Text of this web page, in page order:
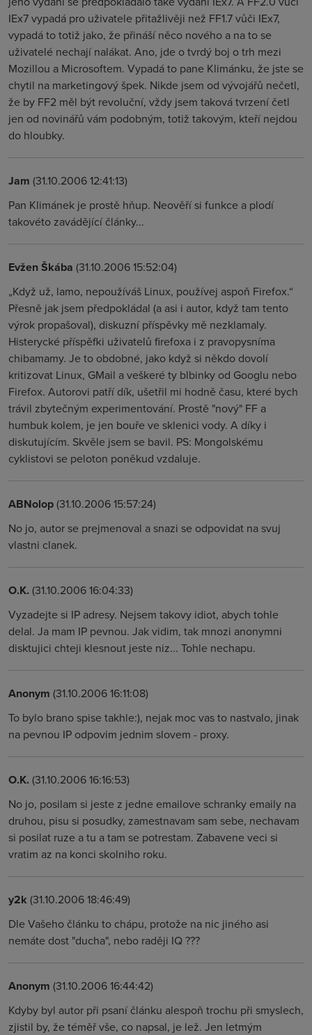
IEx7 vypadá pro uživatele přitažlivěji než FF1.7 vůči IEx7,
vypadá to totiž jako, že přináší něco nového a na to se
uživatelé nechají nalákat. Ano, jde o tvrdý boj o trh mezi
Mozillou a Microsoftem. Vypadá to pane Klimánku, že jste se
chytil na marketingový špek. Nikde jsem od vývojářů nečetl,
že by FF2 měl být revoluční, vždy jsem taková tvrzení četl
jen od novinářů vám podobným, totiž takovým, kteří nejdou
do hloubky.
Jam (31.10.2006 12:41:13)
Pan Klimánek je prostě hňup. Neověří si funkce a plodí
takovéto zavádějící články...
Evžen Škába (31.10.2006 15:52:04)
„Když už, lamo, nepoužíváš Linux, používej aspoň Firefox.“
Přesně jak jsem předpokládal (a asi i autor, když tam tento
výrok propašoval), diskuzní příspěvky mě nezklamaly.
Histerycké příspěfki uživatelů firefoxa i z pravopysníma
chibamamy. Je to obdobné, jako když si někdo dovolí
kritizovat Linux, GMail a veškeré ty blbinky od Googlu nebo
Firefox. Autorovi patří dík, ušetřil mi hodně času, které bych
trávil zbytečným experimentování. Prostě "nový" FF a
humbuk kolem, je jen bouře ve sklenici vody. A díky i
diskutujícím. Skvěle jsem se bavil. PS: Mongolskému
cyklistovi se peloton poněkud vzdaluje.
ABNolop(31.10.2006 15:57:24)
No jo, autor se prejmenoval a snazi se odpovidat na svuj
vlastni clanek.
O.K. (31.10.2006 16:04:33)
Vyzadejte si IP adresy. Nejsem takovy idiot, abych tohle
delal. Ja mam IP pevnou. Jak vidim, tak mnozi anonymni
disktujici chteji klesnout jeste niz... Tohle nechapu.
Anonym (31.10.2006 16:11:08)
To bylo brano spise takhle:), nejak moc vas to nastvalo, jinak
na pevnou IP odpovim jednim slovem - proxy.
O.K. (31.10.2006 16:16:53)
No jo, posilam si jeste z jedne emailove schranky emaily na
druhou, pisu si posudky, zamestnavam sam sebe, nechavam
si posilat ruze a tu a tam se potrestam. Zabavene veci si
vratim az na konci skolniho roku.
y2k (31.10.2006 18:46:49)
Dle Vašeho článku to chápu, protože na nic jiného asi
nemáte dost "ducha", nebo raději IQ ???
Anonym (31.10.2006 16:44:42)
Kdyby byl autor při psaní článku alespoň trochu při smyslech,
zjistil by, že téměř vše, co napsal, je lež. Jen letmým